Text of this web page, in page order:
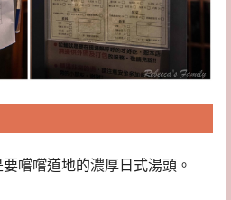
嚐嚐道地的濃厚日式湯頭。